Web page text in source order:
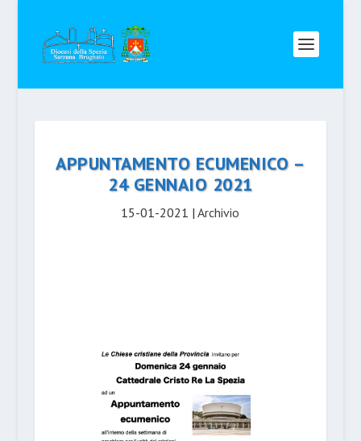
APPUNTAMENTO ECUMENICO –
24 GENNAIO 2021
15-01-2021 |Archivio